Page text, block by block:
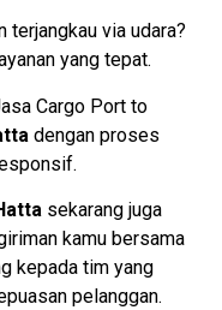
terjangkau via udara?
yang tepat.
Cargo Port to
dengan proses
sekarang juga
kamu bersama
kepada tim yang
pelanggan.